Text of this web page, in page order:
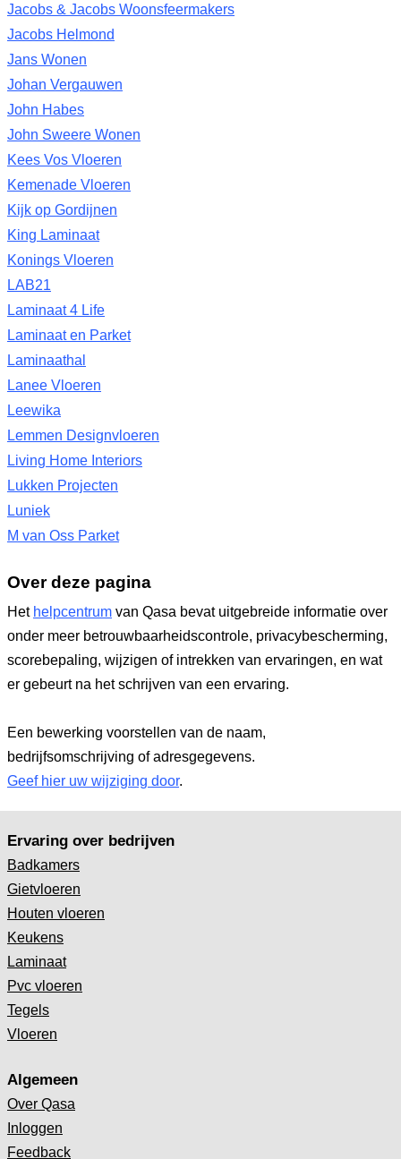
Jacobs & Jacobs Woonsfeermakers
Jacobs Helmond
Jans Wonen
Johan Vergauwen
John Habes
John Sweere Wonen
Kees Vos Vloeren
Kemenade Vloeren
Kijk op Gordijnen
King Laminaat
Konings Vloeren
LAB21
Laminaat 4 Life
Laminaat en Parket
Laminaathal
Lanee Vloeren
Leewika
Lemmen Designvloeren
Living Home Interiors
Lukken Projecten
Luniek
M van Oss Parket
Over deze pagina
Het helpcentrum van Qasa bevat uitgebreide informatie over
onder meer betrouwbaarheidscontrole, privacybescherming,
scorebepaling, wijzigen of intrekken van ervaringen, en wat
er gebeurt na het schrijven van een ervaring.
Een bewerking voorstellen van de naam,
bedrijfsomschrijving of adresgegevens.
Geef hier uw wijziging door.
Ervaring over bedrijven
Badkamers
Gietvloeren
Houten vloeren
Keukens
Laminaat
Pvc vloeren
Tegels
Vloeren
Algemeen
Over Qasa
Inloggen
Feedback